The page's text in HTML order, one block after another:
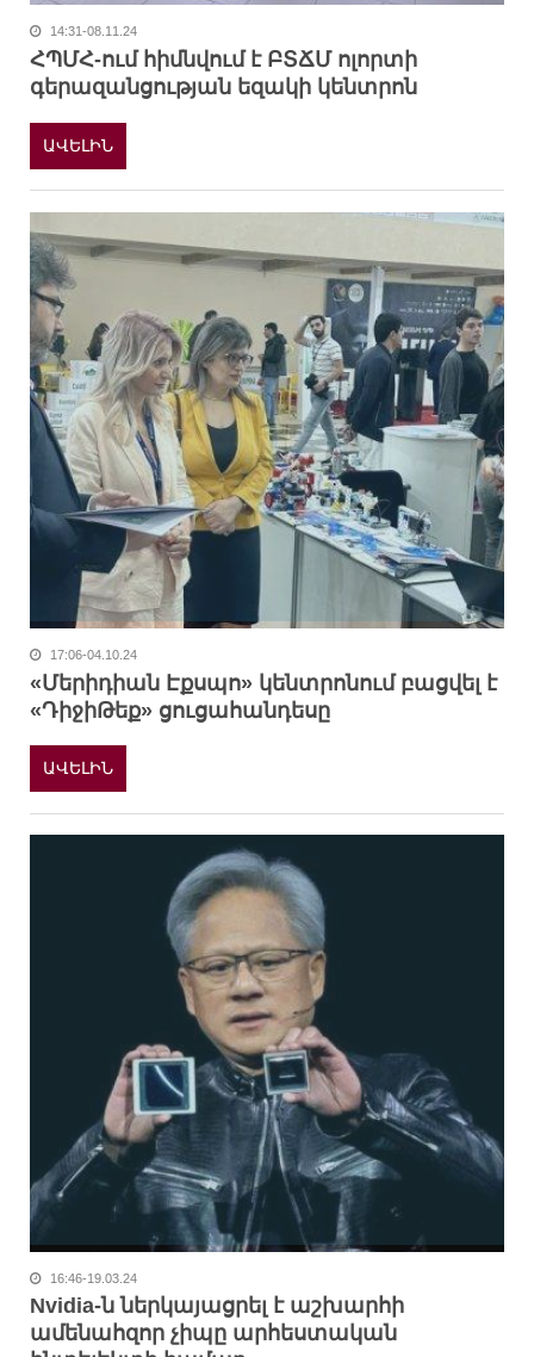
14:31-08.11.24
ՀՊՄՀ-ում հիմնվում է ԲՏՃՄ ոլորտի
գերազանցության եզակի կենտրոն
ԱՎԵԼԻՆ
17:06-04.10.24
«Մերիդիան Էքսպո» կենտրոնում բացվել է
«ԴիջիԹեք» ցուցահանդեսը
ԱՎԵԼԻՆ
16:46-19.03.24
Nvidia-ն ներկայացրել է աշխարհի
ամենահզոր չիպը արհեստական